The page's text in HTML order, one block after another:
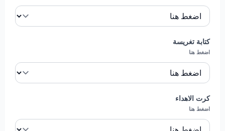
تنوع الفواكه:
من الفواكه الطازجة مثل البطيخ، الشمام، الكيوي،
الأنناس، والبرتقال. هذا التنوع يضمن لكل فرد في
المناسبة تذوق نكهة جديدة ومختلفة.
الحجم المناسب:
100 فرد، ما يجعله الخيار المثالي للحفلات والمناسبات
كتابة تغريسة
اضغط هنا
كرت الاهداء
اضغط هنا